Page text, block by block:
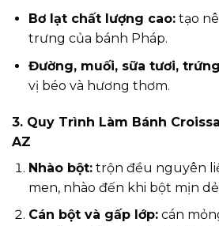
Bơ lạt chất lượng cao:tạo
trưng của bánh Pháp.
Đường, muối, sữa tươi,
vị béo và hương thơm.
3. Quy Trình Làm Bánh
AZ
Nhào bột:trộn đều nguyên
men, nhào đến khi bột mịn
Cán bột và gấp lớp:cán